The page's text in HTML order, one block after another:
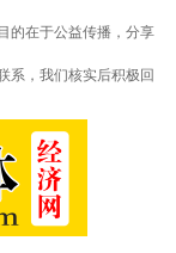
的在于公益传播，分享
系，我们核实后积极回